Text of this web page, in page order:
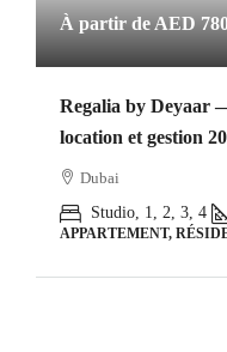
À partir de AED
Regalia by Deyaar
location et gestion
Dubai
Studio, 1, 2, 3, 4
APPARTEMENT,